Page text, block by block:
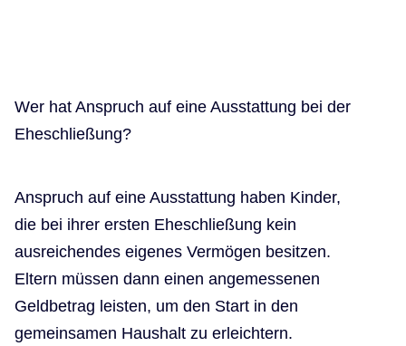
Wer hat Anspruch auf eine Ausstattung bei der
Eheschließung?
Anspruch auf eine Ausstattung haben Kinder,
die bei ihrer ersten Eheschließung kein
ausreichendes eigenes Vermögen besitzen.
Eltern müssen dann einen angemessenen
Geldbetrag leisten, um den Start in den
gemeinsamen Haushalt zu erleichtern.